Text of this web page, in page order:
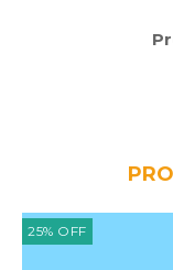
25% OFF